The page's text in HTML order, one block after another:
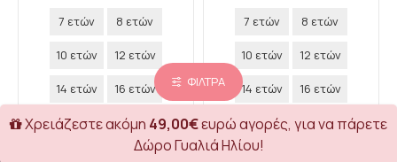
7 ετών 8 ετών
10 ετών 12 ετών
14 ετών 16 ετών
22,00€
7 ετών 8 ετών
10 ετών 12 ετών
14 ετών 16 ετών
13,00€
Χρειάζεστε ακόμη 49,00€ευρώ αγορές, για να πάρετε
Δώρο Γυαλιά Ηλίου!
ΦΊΛΤΡΑ